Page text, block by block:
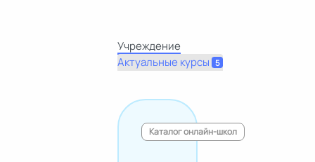
Учреждение
Актуальные курсы 5
Каталог онлайн-школ